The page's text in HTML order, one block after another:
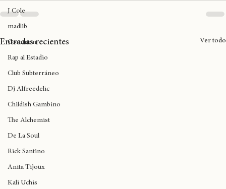
Wynne
J Cole
madlib
Common
Rap al Estadio
Club Subterráneo
Dj Alfreedelic
Childish Gambino
The Alchemist
De La Soul
Rick Santino
Anita Tijoux
Entradas recientes